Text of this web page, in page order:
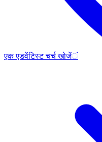
एक एडवेंटिस्ट चर्च खोजें